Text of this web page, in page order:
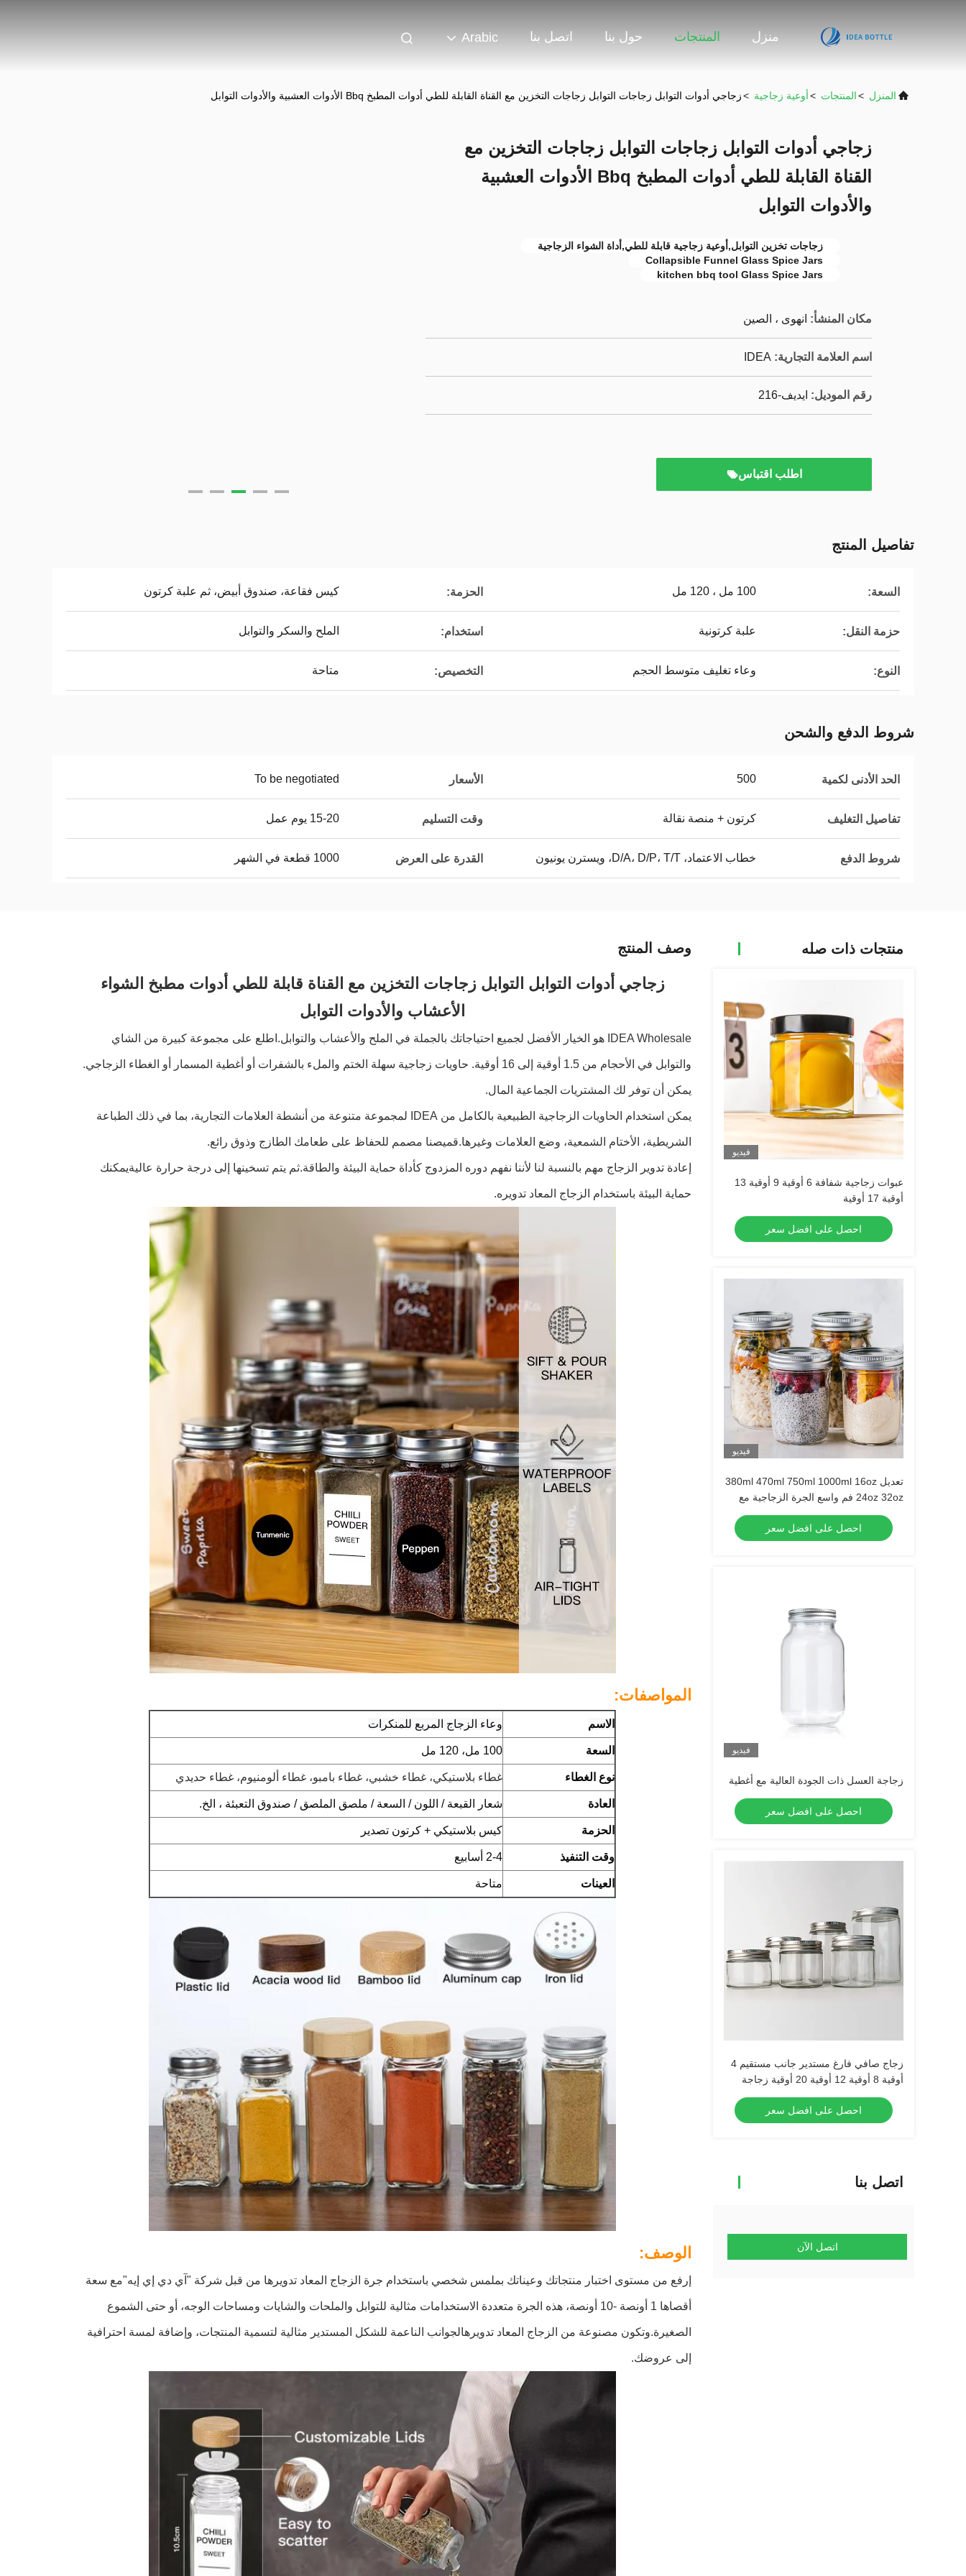
منزل المنتجات حول بنا اتصل بنا Arabic
المنزل >المنتجات >أوعية زجاجية >زجاجي أدوات التوابل زجاجات التوابل زجاجات التخزين مع القناة القابلة للطي أدوات المطبخ Bbq الأدوات العشبية والأدوات التوابل
زجاجي أدوات التوابل زجاجات التوابل زجاجات التخزين مع
القناة القابلة للطي أدوات المطبخ Bbq الأدوات العشبية
والأدوات التوابل
زجاجات تخزين التوابل,أوعية زجاجية قابلة للطي,أداة الشواء الزجاجية
Collapsible Funnel Glass Spice Jars
kitchen bbq tool Glass Spice Jars
مكان المنشأ: انهوى ، الصين
اسم العلامة التجارية: IDEA
رقم الموديل: ايديف-216
اطلب اقتباس
تفاصيل المنتج
السعة: 100 مل ، 120 مل الحزمة: كيس فقاعة، صندوق أبيض، ثم علبة كرتون
حزمة النقل: علبة كرتونية استخدام: الملح والسكر والتوابل
النوع: وعاء تغليف متوسط ​​الحجم التخصيص: متاحة
شروط الدفع والشحن
الحد الأدنى لكمية 500 الأسعار To be negotiated
تفاصيل التغليف كرتون + منصة نقالة وقت التسليم 15-20 يوم عمل
شروط الدفع خطاب الاعتماد، D/A، D/P، T/T، ويسترن يونيون القدرة على العرض 1000 قطعة في الشهر
منتجات ذات صله
فيديو
عبوات زجاجية شفافة 6 أوقية 9 أوقية 13
أوقية 17 أوقية
احصل على افضل سعر
فيديو
تعديل 380ml 470ml 750ml 1000ml 16oz
24oz 32oz فم واسع الجرة الزجاجية مع
غطاء في السائبة
احصل على افضل سعر
فيديو
زجاجة العسل ذات الجودة العالية مع أغطية
احصل على افضل سعر
زجاج صافي فارغ مستدير جانب مستقيم 4
أوقية 8 أوقية 12 أوقية 20 أوقية زجاجة
زجاجية حاوية الطعام مع غطاء معدني عميق
احصل على افضل سعر
اتصل بنا
اتصل الآن
وصف المنتج
زجاجي أدوات التوابل التوابل زجاجات التخزين مع القناة قابلة للطي أدوات مطبخ الشواء
الأعشاب والأدوات التوابل
IDEA Wholesale هو الخيار الأفضل لجميع احتياجاتك بالجملة في الملح والأعشاب والتوابل.اطلع على مجموعة كبيرة من الشاي
والتوابل في الأحجام من 1.5 أوقية إلى 16 أوقية. حاويات زجاجية سهلة الختم والملء بالشفرات أو أغطية المسمار أو الغطاء الزجاجي.
يمكن أن توفر لك المشتريات الجماعية المال.
يمكن استخدام الحاويات الزجاجية الطبيعية بالكامل من IDEA لمجموعة متنوعة من أنشطة العلامات التجارية، بما في ذلك الطباعة
الشريطية، الأختام الشمعية، وضع العلامات وغيرها.قميصنا مصمم للحفاظ على طعامك الطازج وذوق رائع.
إعادة تدوير الزجاج مهم بالنسبة لنا لأننا نفهم دوره المزدوج كأداة حماية البيئة والطاقة.ثم يتم تسخينها إلى درجة حرارة عاليةيمكنك
حماية البيئة باستخدام الزجاج المعاد تدويره.
المواصفات:
الاسم وعاء الزجاج المربع للمنكرات
السعة 100 مل، 120 مل
نوع الغطاء غطاء بلاستيكي، غطاء خشبي، غطاء بامبو، غطاء ألومنيوم، غطاء حديدي
العادة شعار القبعة / اللون / السعة / ملصق الملصق / صندوق التعبئة ، الخ.
الحزمة كيس بلاستيكي + كرتون تصدير
وقت التنفيذ 2-4 أسابيع
العينات متاحة
الوصف:
إرفع من مستوى اختبار منتجاتك وعيناتك بملمس شخصي باستخدام جرة الزجاج المعاد تدويرها من قبل شركة "آي دي إي إيه"مع سعة
أقصاها 1 أونصة -10 أونصة، هذه الجرة متعددة الاستخدامات مثالية للتوابل والملحات والشايات ومساحات الوجه، أو حتى الشموع
الصغيرة.وتكون مصنوعة من الزجاج المعاد تدويرهالجوانب الناعمة للشكل المستدير مثالية لتسمية المنتجات، وإضافة لمسة احترافية
إلى عروضك.